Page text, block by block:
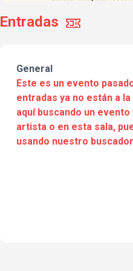
Entradas
General
Este es un evento
entradas ya no están a
aquí buscando un
artista o en esta sala,
usando nuestro